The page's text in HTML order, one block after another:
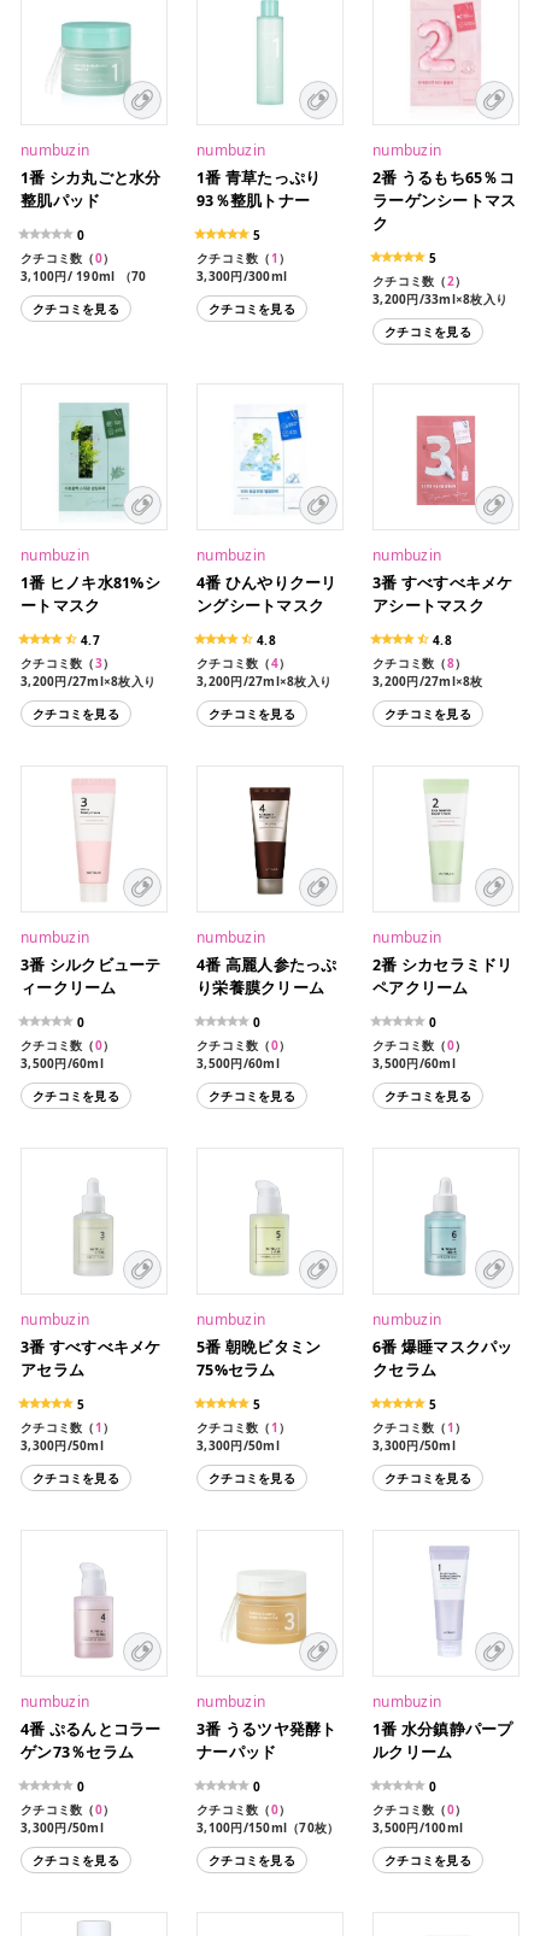
numbuzin
1番 シカ丸ごと水分
整肌パッド
0
クチコミ数（0）
3,100円/ 190ml （70
枚）
クチコミを見る
numbuzin
1番 青草たっぷり
93％整肌トナー
5
クチコミ数（1 ）
3,300円/300ml
クチコミを見る
numbuzin
2番 うるもち65％コ
ラーゲンシートマス
ク
5
クチコミ数（2）
3,200円/33ml×8枚入り
クチコミを見る
numbuzin
1番 ヒノキ水81%シ
ートマスク
4.7
クチコミ数（3）
3,200円/27ml×8枚入り
クチコミを見る
numbuzin
4番 ひんやりクーリ
ングシートマスク
4.8
クチコミ数（4）
3,200円/27ml×8枚入り
クチコミを見る
numbuzin
3番 すべすべキメケ
アシートマスク
4.8
クチコミ数（8）
3,200円/27ml×8枚
クチコミを見る
numbuzin
3番 シルクビューテ
ィークリーム
0
クチコミ数（0）
3,500円/60ml
クチコミを見る
numbuzin
4番 高麗人参たっぷ
り栄養膜クリーム
0
クチコミ数（0）
3,500円/60ml
クチコミを見る
numbuzin
2番 シカセラミドリ
ペアクリーム
0
クチコミ数（0）
3,500円/60ml
クチコミを見る
numbuzin
3番 すべすべキメケ
アセラム
5
クチコミ数（1 ）
3,300円/50ml
クチコミを見る
numbuzin
5番 朝晩ビタミン
75%セラム
5
クチコミ数（1 ）
3,300円/50ml
クチコミを見る
numbuzin
6番 爆睡マスクパッ
クセラム
5
クチコミ数（1 ）
3,300円/50ml
クチコミを見る
numbuzin
4番 ぷるんとコラー
ゲン73％セラム
0
クチコミ数（0）
3,300円/50ml
クチコミを見る
numbuzin
3番 うるツヤ発酵ト
ナーパッド
0
クチコミ数（0）
3,100円/150ml（70枚）
クチコミを見る
numbuzin
1番 水分鎮静パープ
ルクリーム
0
クチコミ数（0）
3,500円/100ml
クチコミを見る